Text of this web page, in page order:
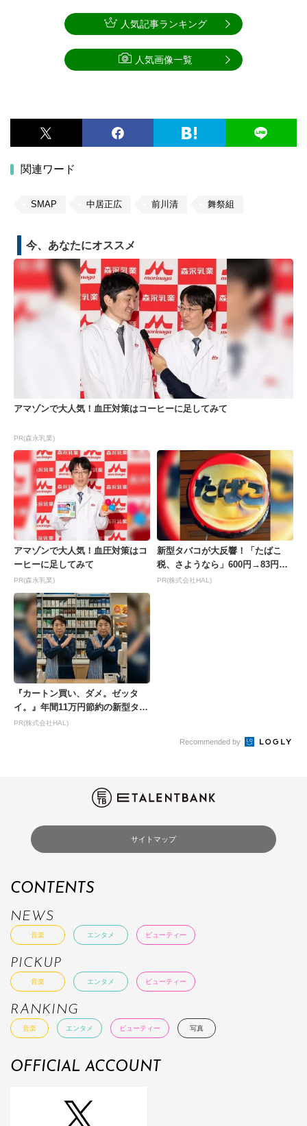
関連ワード
SMAP 中居正広 前川清 舞祭組
人気記事ランキング
人気画像一覧
今、あなたにオススメ
アマゾンで大人気！血圧対策はコーヒーに足してみて
PR(森永乳業)
アマゾンで大人気！血圧対策はコ
ーヒーに足してみて
PR(森永乳業)
新型タバコが大反響！「たばこ
税、さようなら」600円→83円の
新型が爆売れ
PR(株式会社HAL)
『カートン買い、ダメ。ゼッタ
イ。』年間11万円節約の新型タバ
コが爆売れ
PR(株式会社HAL)
Recommended by
サイトマップ
CONTENTS
NEWS
音楽 エンタメ ビューティー
PICKUP
音楽 エンタメ ビューティー
RANKING
音楽 エンタメ ビューティー 写真
OFFICIAL ACCOUNT